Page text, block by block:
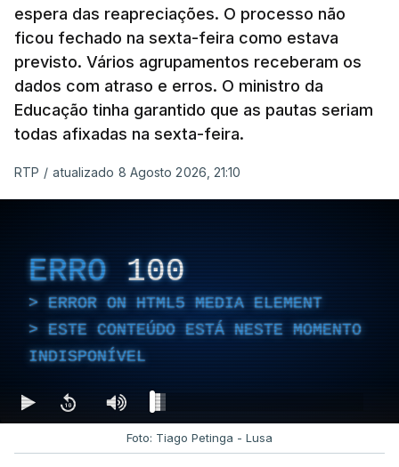
espera das reapreciações. O processo não
ficou fechado na sexta-feira como estava
previsto. Vários agrupamentos receberam os
dados com atraso e erros. O ministro da
Educação tinha garantido que as pautas seriam
todas afixadas na sexta-feira.
RTP / atualizado 8 Agosto 2026, 21:10
ERRO 100
ERROR ON HTML5 MEDIA ELEMENT
ESTE CONTEÚDO ESTÁ NESTE MOMENTO
INDISPONÍVEL
Foto: Tiago Petinga - Lusa